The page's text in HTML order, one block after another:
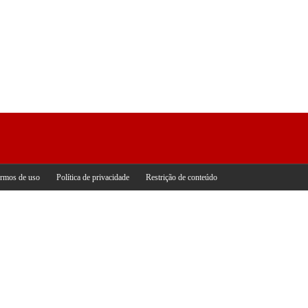
de uso Política de privacidade Restrição de conteúdo